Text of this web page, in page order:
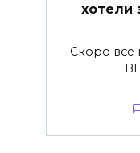
хотели
Скоро все